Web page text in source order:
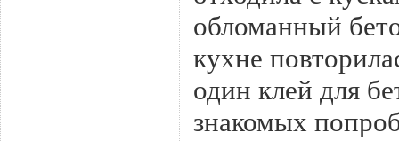
обломанный
кухне
один клей для
знакомых